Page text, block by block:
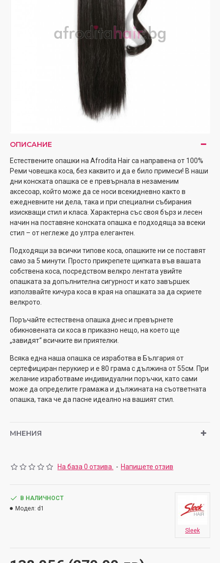
ОПИСАНИЕ
Естествените опашки на Afrodita Hair са направена от 100%
Реми човешка коса, без каквито и да е било примеси! В наши
дни конската опашка се е превърнала в незаменим
аксесоар, който може да се носи всекидневно както в
ежедневните ни дела, така и при специални събирания
изискващи стил и класа. Характерна със своя бърз и лесен
начин на поставяне конската опашка е подходяща за всеки
стил – от неглеже до ултра елегантен.
Подходящи за всички типове коса, опашките ни се поставят
само за 5 минути. Просто прикрепете щипката във вашата
собствена коса, посредством велкро лентата увийте
опашката за допълнителна сигурност и като завършек
използвайте кичура коса в края на опашката за да скриете
велкрото.
Поръчайте естествена опашка днес и превърнете
обикновената си коса в приказно нещо, на което ще
„завидят“ всичките ви приятелки.
Всяка една наша опашка се изработва в България от
сертефициран перукиер и е 80 грама с дължина от 55см. При
желание изработваме индивидуални поръчки, като сами
може да определите грамажа и дължината на съответната
опашка, така че да пасне идеално на вашият стил.
МНЕНИЯ
На база 0 отзива. - Напишете отзив
В НАЛИЧНОСТ
Модел: d1
Sleek